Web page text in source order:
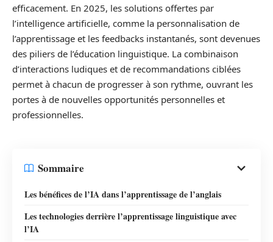
efficacement. En 2025, les solutions offertes par
l’intelligence artificielle, comme la personnalisation de
l’apprentissage et les feedbacks instantanés, sont devenues
des piliers de l’éducation linguistique. La combinaison
d’interactions ludiques et de recommandations ciblées
permet à chacun de progresser à son rythme, ouvrant les
portes à de nouvelles opportunités personnelles et
professionnelles.
Sommaire
Les bénéfices de l’IA dans l’apprentissage de l’anglais
Les technologies derrière l’apprentissage linguistique avec
l’IA